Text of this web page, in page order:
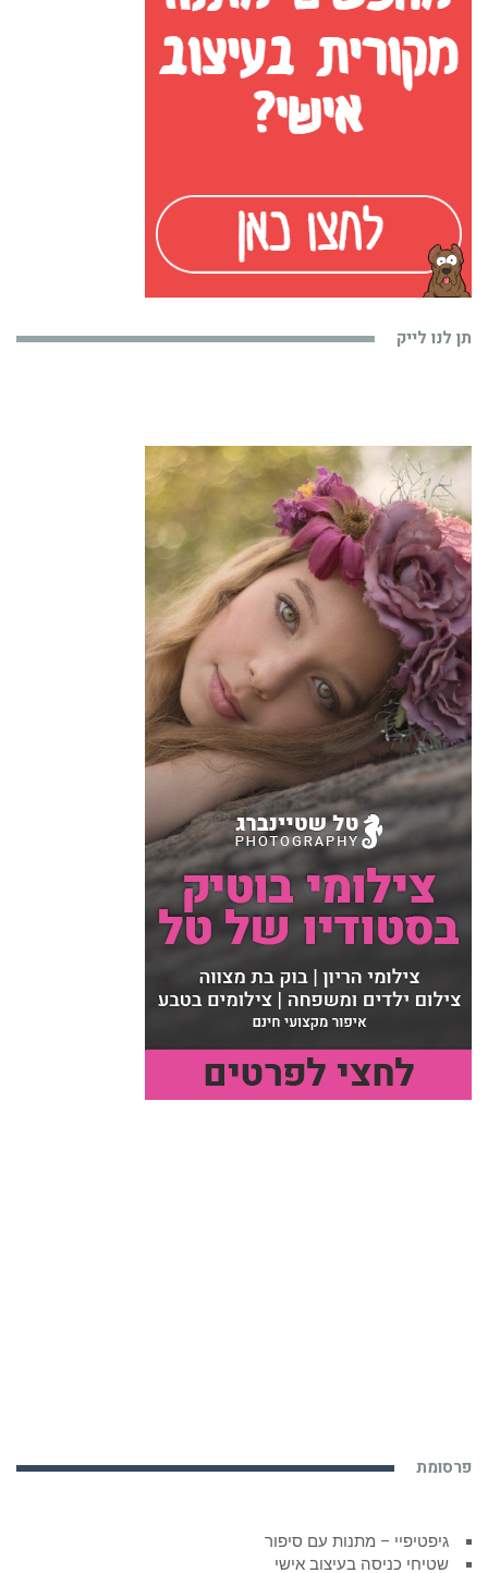
תן לנו לייק
פרסומת
גיפטיפיי – מתנות עם סיפור
שטיחי כניסה בעיצוב אישי